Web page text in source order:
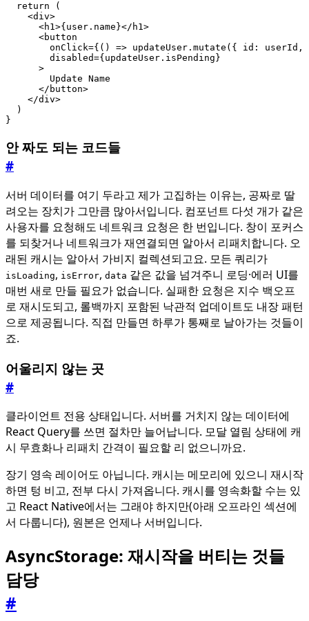
return
(
<div>
<h1>{ user . name }</ h1>
<button
onClick={() => updateUser . mutate ({ id : userId ,
disabled={ updateUser . isPending }
>
Update Name
</ button>
</div>
)
}
안 짜도 되는 코드들
#
서버 데이터를 여기 두라고 제가 고집하는 이유는, 공짜로 딸
려오는 장치가 그만큼 많아서입니다. 컴포넌트 다섯 개가 같은
사용자를 요청해도 네트워크 요청은 한 번입니다. 창이 포커스
를 되찾거나 네트워크가 재연결되면 알아서 리패치합니다. 오
래된 캐시는 알아서 가비지 컬렉션되고요. 모든 쿼리가
isLoading, isError, data 같은 값을 넘겨주니 로딩·에러 UI를
매번 새로 만들 필요가 없습니다. 실패한 요청은 지수 백오프
로 재시도되고, 롤백까지 포함된 낙관적 업데이트도 내장 패턴
으로 제공됩니다. 직접 만들면 하루가 통째로 날아가는 것들이
죠.
어울리지 않는 곳
#
클라이언트 전용 상태입니다. 서버를 거치지 않는 데이터에
React Query를 쓰면 절차만 늘어납니다. 모달 열림 상태에 캐
시 무효화나 리패치 간격이 필요할 리 없으니까요.
장기 영속 레이어도 아닙니다. 캐시는 메모리에 있으니 재시작
하면 텅 비고, 전부 다시 가져옵니다. 캐시를 영속화할 수는 있
고 React Native에서는 그래야 하지만(아래 오프라인 섹션에
서 다룹니다), 원본은 언제나 서버입니다.
AsyncStorage: 재시작을 버티는 것들
담당
#